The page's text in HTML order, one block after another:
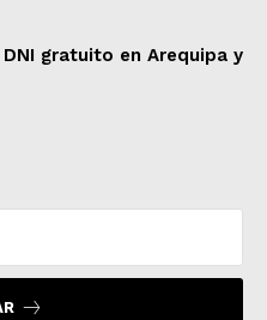
gratuito en Arequipa y